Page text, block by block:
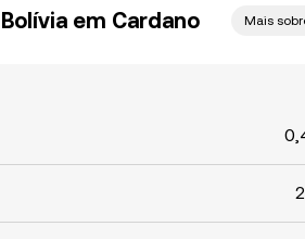
em Cardano Mais